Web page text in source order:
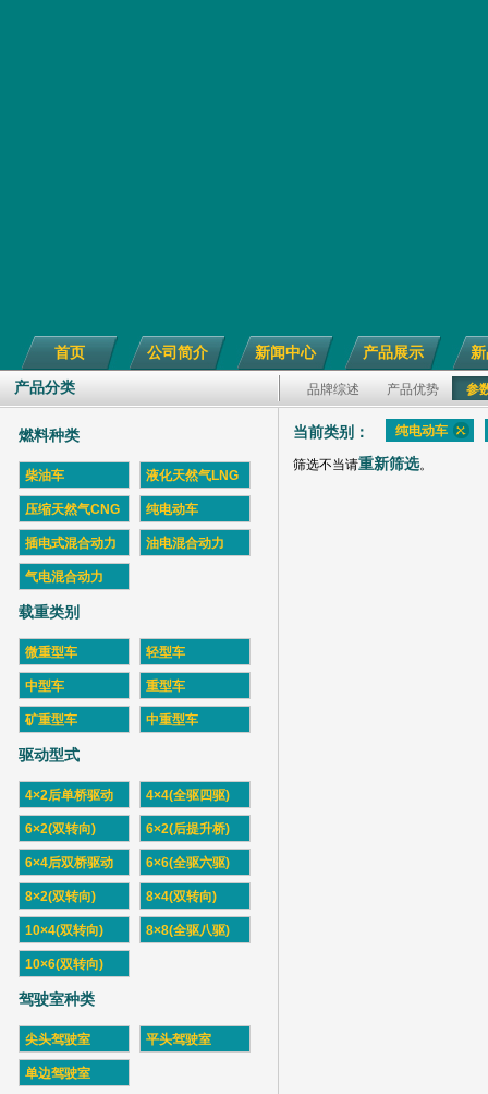
首页 公司简介 新闻中心 产品展示
产品分类 品牌综述 产品优势 参
燃料种类
柴油车 液化天然气LNG
压缩天然气CNG 纯电动车
插电式混合动力 油电混合动力
气电混合动力
载重类别
微重型车 轻型车
中型车 重型车
矿重型车 中重型车
驱动型式
4×2后单桥驱动 4×4(全驱四驱)
6×2(双转向) 6×2(后提升桥)
6×4后双桥驱动 6×6(全驱六驱)
8×2(双转向) 8×4(双转向)
10×4(双转向) 8×8(全驱八驱)
10×6(双转向)
驾驶室种类
尖头驾驶室 平头驾驶室
单边驾驶室
当前类别： 纯电动车
筛选不当请重新筛选。